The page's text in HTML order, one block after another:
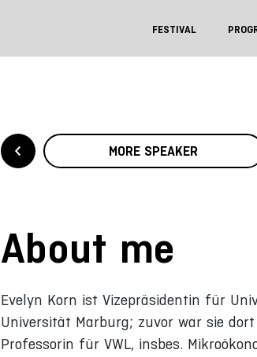
FESTIVAL
MORE SPEAKER
About me
Evelyn Korn ist Vizepräsidentin für
Universität Marburg; zuvor war sie
Professorin für VWL, insbes.